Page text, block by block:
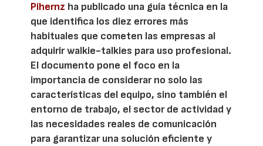
Pihernz ha publicado una guía técnica en la
que identifica los diez errores más
habituales que cometen las empresas al
adquirir walkie-talkies para uso profesional.
El documento pone el foco en la
importancia de considerar no solo las
características del equipo, sino también el
entorno de trabajo, el sector de actividad y
las necesidades reales de comunicación
para garantizar una solución eficiente y